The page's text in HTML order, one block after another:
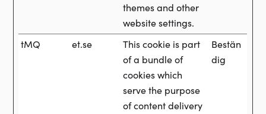
themes and other
website settings.
tMQ et.se
This cookie is part
of a bundle of
cookies which
serve the purpose
of content delivery
Bestän
dig